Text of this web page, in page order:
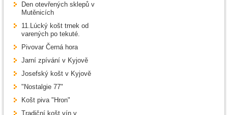
Den otevřených sklepů v
Mutěnicích
11.Lúcký košt trnek od
varených po tekuté.
Pivovar Černá hora
Jarní zpívání v Kyjově
Josefský košt v Kyjově
"Nostalgie 77"
Košt piva "Hron"
Tradiční košt vín v